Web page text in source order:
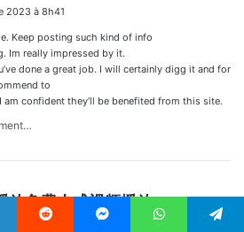
t
:
2023 à 8h41
Keep posting such kind of info
Im really impressed by it.
done a great job. I will certainly digg it and for
to
am confident they’ll be benefited from this site.
放免费人成视频播放d
i
à 0h17